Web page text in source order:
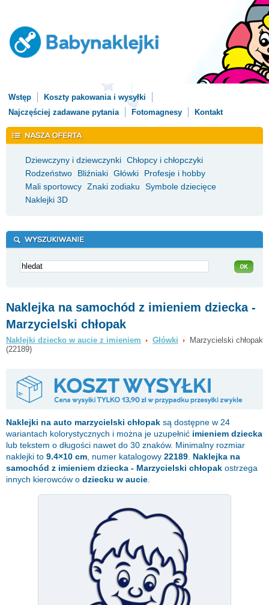
Wstęp
Koszty pakowania i wysyłki
Najczęściej zadawane pytania
Fotomagnesy Kontakt
Dziewczyny i dziewczynki Chłopcy i chłopczyki
Rodzeństwo
Bliźniaki Główki
Profesje i hobby
Mali sportowcy Znaki zodiaku
Symbole dziecięce
Naklejki 3D
Naklejka na samochód z imieniem dziecka -
Marzycielski chłopak
Naklejki dziecko w aucie z imieniem Główki
Marzycielski chłopak
(22189)
Naklejki na auto marzycielski chłopak są dostępne w 24
wariantach kolorystycznych i można je uzupełnić imieniem dziecka
lub tekstem o długości nawet do 30 znaków. Minimalny rozmiar
naklejki to 9.4×10 cm , numer katalogowy 22189 Naklejka na
samochód z imieniem dziecka - Marzycielski chłopak ostrzega
innych kierowców o dziecku w aucie